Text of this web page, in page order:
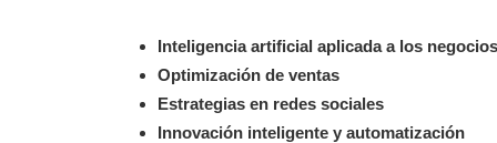
Inteligencia artificial aplicada a los negocios
Optimización de ventas
Estrategias en redes sociales
Innovación inteligente y automatización